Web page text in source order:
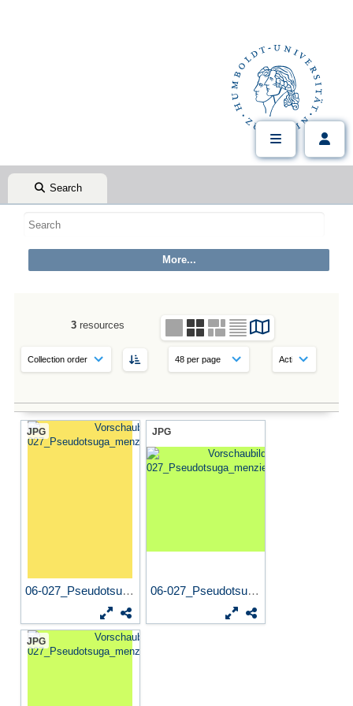
Search
3 resources
JPG
06-027_Pseudotsuga_menziesi...
JPG
06-027_Pseudotsuga_menziesi...
JPG